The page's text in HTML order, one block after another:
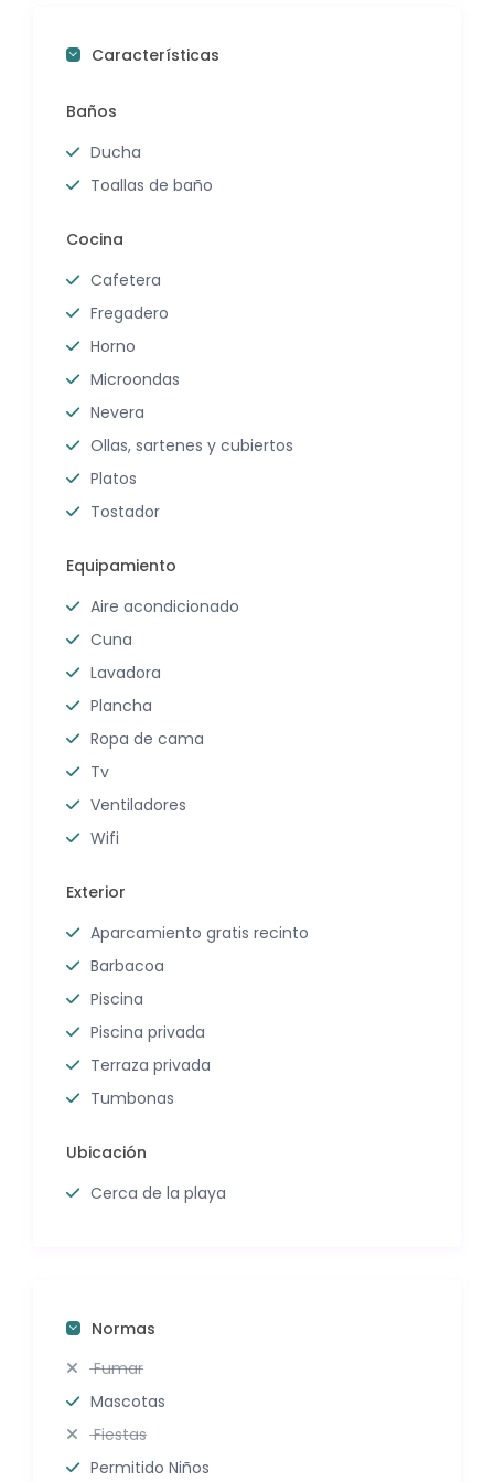
Características
Baños
Ducha
Toallas de baño
Cocina
Cafetera
Fregadero
Horno
Microondas
Nevera
Ollas, sartenes y cubiertos
Platos
Tostador
Equipamiento
Aire acondicionado
Cuna
Lavadora
Plancha
Ropa de cama
Tv
Ventiladores
Wifi
Exterior
Aparcamiento gratis recinto
Barbacoa
Piscina
Piscina privada
Terraza privada
Tumbonas
Ubicación
Cerca de la playa
Normas
Fumar
Mascotas
Fiestas
Permitido Niños